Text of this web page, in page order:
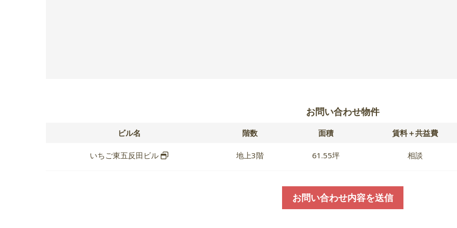
お問い合わせ物件
ビル名 階数 面積 賃料＋共益費
いちご東五反田ビル 地上3階 61.55坪 相談
お問い合わせ内容を送信